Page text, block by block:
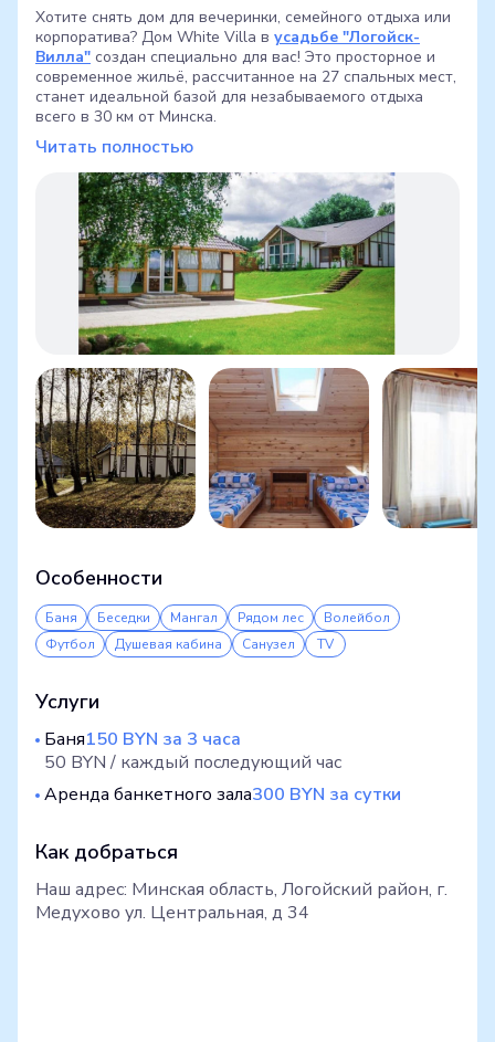
Хотите снять дом для вечеринки, семейного отдыха или
корпоратива? Дом White Villa в усадьбе "Логойск-
Вилла" создан специально для вас! Это просторное и
современное жильё, рассчитанное на 27 спальных мест,
станет идеальной базой для незабываемого отдыха
всего в 30 км от Минска.
Читать полностью
Особенности
Баня Беседки Мангал Рядом лес
Волейбол
Футбол
Душевая кабина Санузел TV
Услуги
Баня150 BYN за 3 часа
50 BYN / каждый последующий час
Аренда банкетного зала300 BYN за сутки
Как добраться
Наш адрес: Минская область, Логойский район, г.
Медухово ул. Центральная, д 34